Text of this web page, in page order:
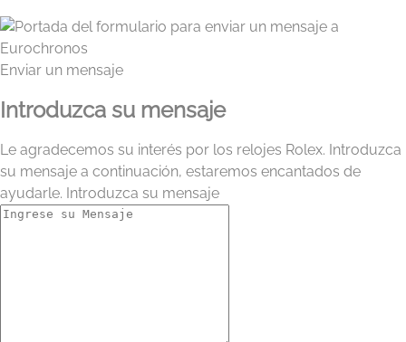
Enviar un mensaje
Introduzca su mensaje
Le agradecemos su interés por los relojes Rolex. Introduzca
su mensaje a continuación, estaremos encantados de
ayudarle. Introduzca su mensaje